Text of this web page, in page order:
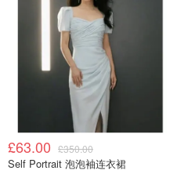
£63.00 £350.00
Self Portrait 泡泡袖连衣裙